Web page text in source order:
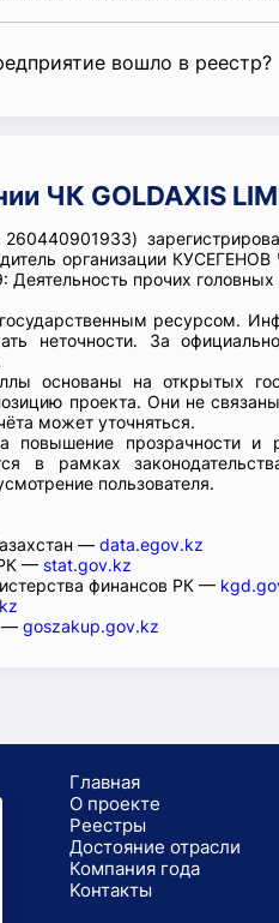
вошло в реестр?
ЧК GOLDAXIS
организации
прочих
ресурсом.
неточности. За
основаны на открытых
проекта. Они не
может уточняться.
повышение прозрачности и
в рамках
пользователя.
— data.egov.kz
— stat.gov.kz
финансов РК —
— goszakup.gov.kz
Главная
О проекте
Реестры
Достояние отрасли
Компания года
Koнтaкты